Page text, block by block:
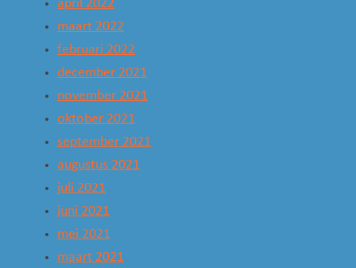
april 2022
maart 2022
februari 2022
december 2021
november 2021
oktober 2021
september 2021
augustus 2021
juli 2021
juni 2021
mei 2021
maart 2021